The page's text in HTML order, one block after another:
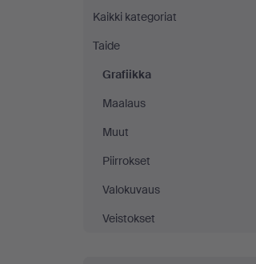
tässä
maassa
Espanja
Kaikki kategoriat
Taide
Grafiikka
Maalaus
Muut
Piirrokset
Valokuvaus
Veistokset